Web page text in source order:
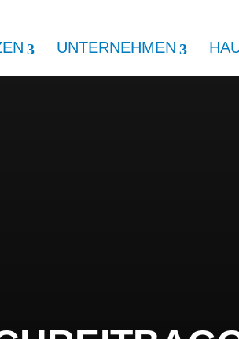
UNTERNEHMEN